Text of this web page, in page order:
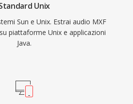
Unix
Sun e Unix. Estrai audio MXF
piattaforme Unix e applicazioni
Java.